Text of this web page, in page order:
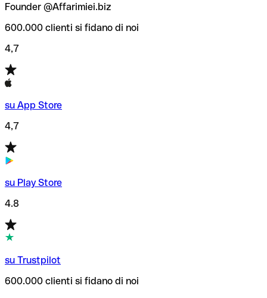
Founder @Affarimiei.biz
600.000 clienti si fidano di noi
4,7
su App Store
4,7
su Play Store
4.8
su Trustpilot
600.000 clienti si fidano di noi